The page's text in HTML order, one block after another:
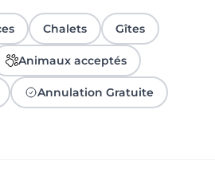
Chalets Gîtes
Animaux acceptés
Annulation Gratuite